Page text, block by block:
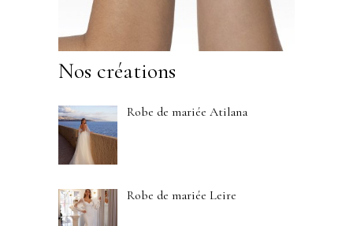
Nos créations
Robe de mariée Atilana
Robe de mariée Leire